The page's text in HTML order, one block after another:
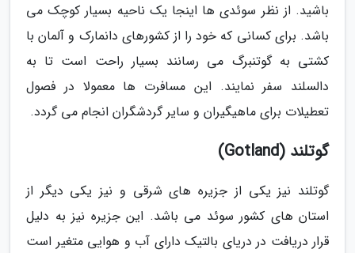
باشید. از نظر سوئدی ها اینجا یک ناحیه بسیار کوچک می
باشد. برای کسانی که خود را از کشورهای دانمارک و آلمان با
کشتی به گوتنبرگ می رسانند بسیار راحت است تا به
دالسلند سفر نمایند. این مسافرت ها معمولا در فصول
تعطیلات برای ماهیگیران و سایر گردشگران انجام می گردد.
گوتلند (Gotland)
گوتلند نیز یکی از جزیره های شرقی و نیز یکی دیگر از
استان های کشور سوئد می باشد. این جزیره نیز به دلیل
قرار دریافت در دریای بالتیک دارای آب و هوایی متغیر است